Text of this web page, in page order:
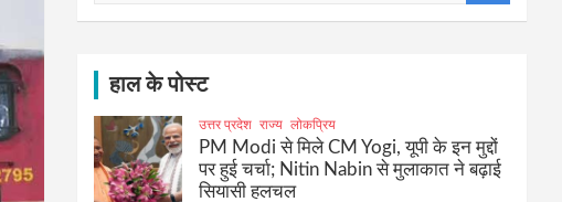
हाल के पोस्ट
उत्तर प्रदेश राज्य लोकप्रिय
PM Modi से मिले CM Yogi, यूपी के इन मुद्दों
पर हुई चर्चा; Nitin Nabin से मुलाकात ने बढ़ाई
सियासी हलचल